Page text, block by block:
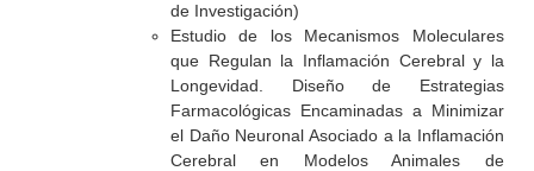
de Investigación)
Estudio de los Mecanismos Moleculares
que Regulan la Inflamación Cerebral y la
Longevidad. Diseño de Estrategias
Farmacológicas Encaminadas a Minimizar
el Daño Neuronal Asociado a la Inflamación
Cerebral en Modelos Animales de